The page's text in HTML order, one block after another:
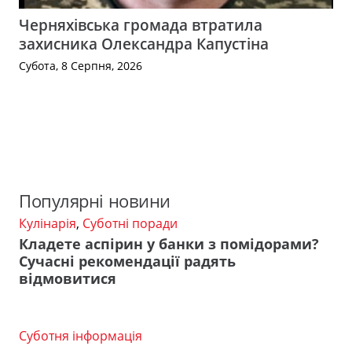
Черняхівська громада втратила
захисника Олександра Капустіна
Субота, 8 Серпня, 2026
Популярні новини
Кулінарія, Суботні поради
Кладете аспірин у банки з помідорами?
Сучасні рекомендації радять
відмовитися
Суботня інформація